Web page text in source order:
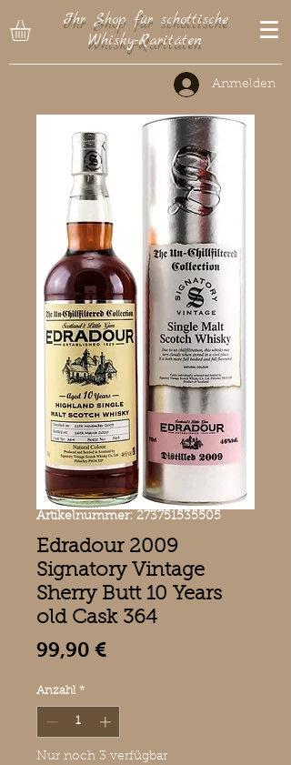
Ihr Shop für schottische
Whisky-Raritäten
Anmelden
Artikelnummer: 273751535505
Edradour 2009
Signatory Vintage
Sherry Butt 10 Years
old Cask 364
99,90 €Preis
Anzahl *
Nur noch 3 verfügbar